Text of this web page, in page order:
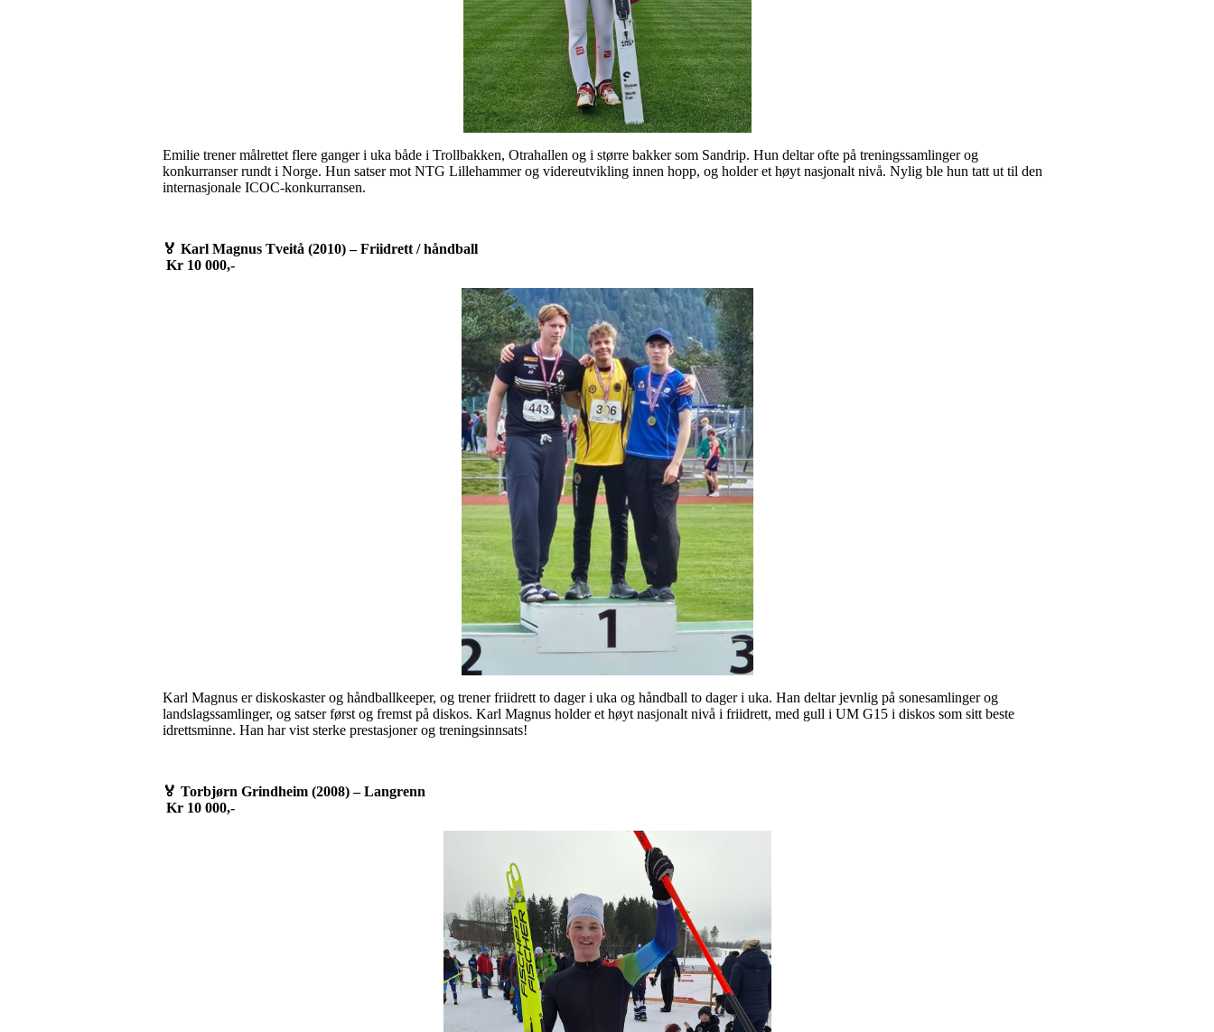
Emilie trener målrettet flere ganger i uka både i Trollbakken, Otrahallen og i større bakker som Sandrip. Hun deltar ofte på treningssamlinger og
konkurranser rundt i Norge. Hun satser mot NTG Lillehammer og videreutvikling innen hopp, og holder et høyt nasjonalt nivå. Nylig ble hun tatt ut til den
internasjonale ICOC-konkurransen.
🏅 Karl Magnus Tveitå (2010) – Friidrett / håndball
Kr 10 000,-
Karl Magnus er diskoskaster og håndballkeeper, og trener friidrett to dager i uka og håndball to dager i uka. Han deltar jevnlig på sonesamlinger og
landslagssamlinger, og satser først og fremst på diskos. Karl Magnus holder et høyt nasjonalt nivå i friidrett, med gull i UM G15 i diskos som sitt beste
idrettsminne. Han har vist sterke prestasjoner og treningsinnsats!
🏅 Torbjørn Grindheim (2008) – Langrenn
Kr 10 000,-